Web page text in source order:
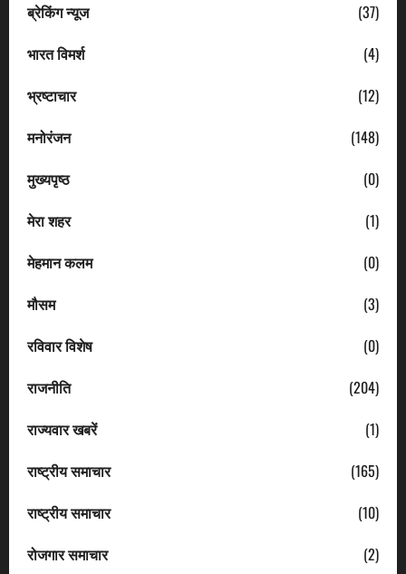
ब्रेकिंग न्यूज
(37)
भारत विमर्श
(4)
भ्रष्टाचार
(12)
मनोरंजन
(148)
मुख्यपृष्ठ
(0)
मेरा शहर
(1)
मेहमान कलम
(0)
मौसम
(3)
रविवार विशेष
(0)
राजनीति
(204)
राज्यवार खबरें
(1)
राष्ट्रीय समाचार
(165)
राष्ट्रीय समाचार
(10)
रोजगार समाचार
(2)